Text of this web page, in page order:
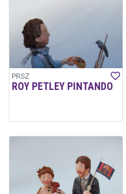
PRSZ
ROY PETLEY PINTANDO